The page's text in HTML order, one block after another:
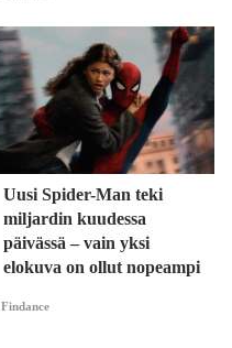
Uusi Spider-Man teki
miljardin kuudessa
päivässä – vain yksi
elokuva on ollut nopeampi
Findance